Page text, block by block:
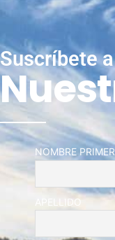
Suscríbete a
NOMBRE
APELLIDO